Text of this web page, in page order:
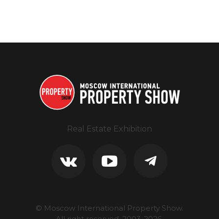
Real Estate Exhibition
© Moscow International Property Show.